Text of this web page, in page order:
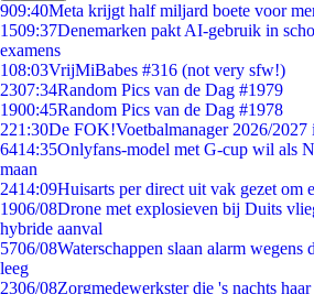
909:40Meta krijgt half miljard boete voor
1509:37Denemarken pakt AI-gebruik in
examens
108:03VrijMiBabes #316 (not very sfw!)
2307:34Random Pics van de Dag #1979
1900:45Random Pics van de Dag #1978
221:30De FOK!Voetbalmanager 2026/2027
6414:35Onlyfans-model met G-cup wil als
maan
2414:09Huisarts per direct uit vak gezet om
1906/08Drone met explosieven bij Duits
hybride aanval
5706/08Waterschappen slaan alarm wegens
leeg
2306/08Zorgmedewerkster die 's nachts